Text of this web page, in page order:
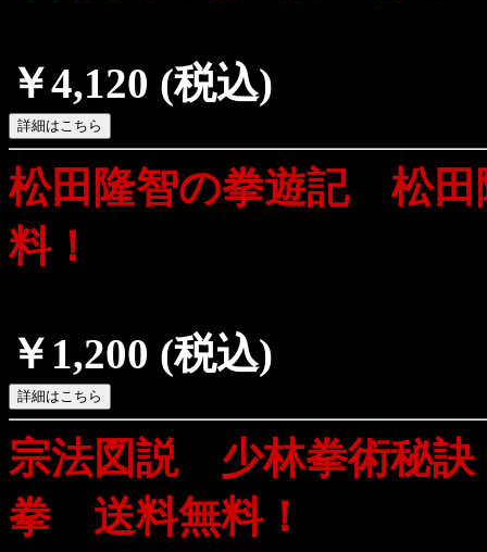
￥4,120 (税込)
松田隆智の拳遊記 松
料！
￥1,200 (税込)
宗法図説 少林拳術秘
拳 送料無料！